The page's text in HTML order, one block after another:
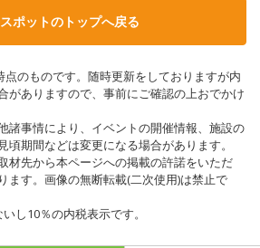
ポットのトップへ戻る
のものです。随時更新をしておりますが内
がありますので、事前にご確認の上おでかけ
諸事情により、イベントの開催情報、施設の
頃期間などは変更になる場合があります。
材先から本ページへの掲載の許諾をいただ
ます。画像の無断転載(二次使用)は禁止で
し10％の内税表示です。